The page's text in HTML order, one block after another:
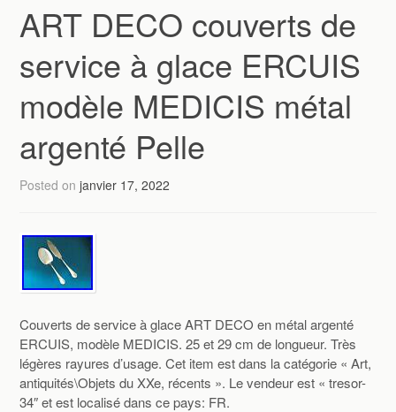
ART DECO couverts de
service à glace ERCUIS
modèle MEDICIS métal
argenté Pelle
Posted onjanvier 17, 2022
Couverts de service à glace ART DECO en métal argenté
ERCUIS, modèle MEDICIS. 25 et 29 cm de longueur. Très
légères rayures d’usage. Cet item est dans la catégorie « Art,
antiquités\Objets du XXe, récents ». Le vendeur est « tresor-
34″ et est localisé dans ce pays: FR.